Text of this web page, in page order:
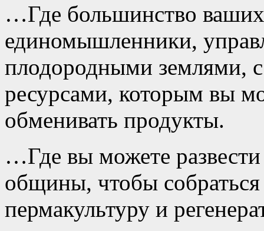
…Где большинство
единомышленники,
плодородными землями,
ресурсами, которым вы
обменивать продукты.
…Где вы можете
общины, чтобы собраться
пермакультуру и